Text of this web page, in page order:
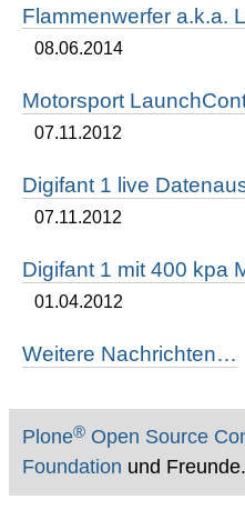
Flammenwerfer a.k.a.
08.06.2014
Motorsport
07.11.2012
Digifant 1 live
07.11.2012
Digifant 1 mit 400 kpa
01.04.2012
Weitere Nachrichten…
Plone®Open Source
Foundation und